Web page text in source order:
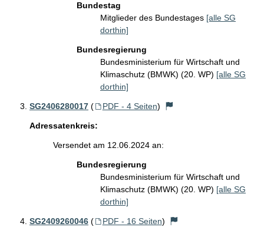
Bundestag
Mitglieder des Bundestages [alle SG
dorthin]
Bundesregierung
Bundesministerium für Wirtschaft und
Klimaschutz (BMWK) (20. WP) [alle SG
dorthin]
SG2406280017 ( PDF - 4 Seiten)
Adressatenkreis:
Versendet am 12.06.2024 an:
Bundesregierung
Bundesministerium für Wirtschaft und
Klimaschutz (BMWK) (20. WP) [alle SG
dorthin]
SG2409260046 ( PDF - 16 Seiten)